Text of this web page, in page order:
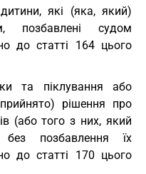
які (яка, який)
позбавлені судом
до статті 164 цього
та піклування або
рішення про
(або того з них, який
позбавлення їх
до статті 170 цього